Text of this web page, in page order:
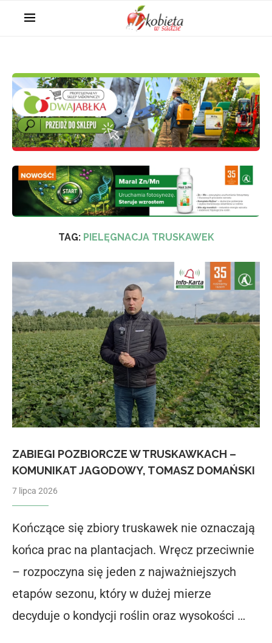
TAG: PIELĘGNACJA TRUSKAWEK
ZABIEGI POZBIORCZE W TRUSKAWKACH –
KOMUNIKAT JAGODOWY, TOMASZ DOMAŃSKI
7 lipca 2026
Kończące się zbiory truskawek nie oznaczają
końca prac na plantacjach. Wręcz przeciwnie
– rozpoczyna się jeden z najważniejszych
etapów sezonu, który w dużej mierze
decyduje o kondycji roślin oraz wysokości …